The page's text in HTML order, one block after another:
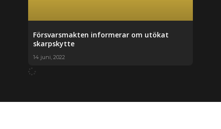
Försvarsmakten informerar om utökat
skarpskytte
14 juni, 2022